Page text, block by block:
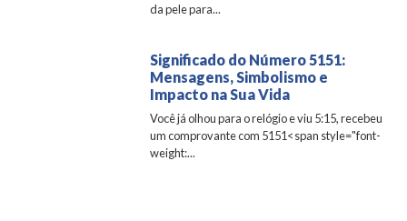
da pele para...
Significado do Número 5151:
Mensagens, Simbolismo e
Impacto na Sua Vida
Você já olhou para o relógio e viu 5:15, recebeu
um comprovante com 5151<span style="font-
weight:...